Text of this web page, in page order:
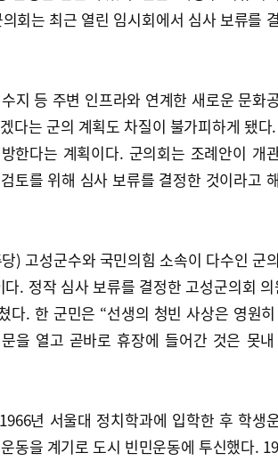
회는 최근 열린 임시회에서 심사 보류를
지 등 주변 인프라와 연계한 새로운 문화
다는 군의 계획도 차질이 불가피하게 됐다
한다는 계획이다. 군의회는 조례안이 개
토를 위해 심사 보류를 결정한 것이라고
) 고성군수와 국민의힘 소속이 다수인 군
. 정작 심사 보류를 결정한 고성군의회
다. 한 군민은 “선생의 청빈 사상은 영원
을 열고 곧바로 휴장에 들어간 것은 못내
년 서울대 정치학과에 입학한 후 학생
동을 계기로 도시 빈민운동에 투신했다.